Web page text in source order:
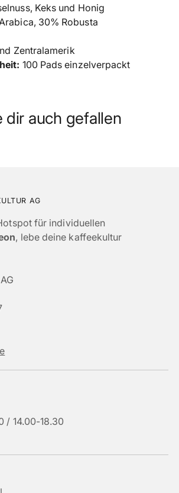
Keks und Honig
30% Robusta
Zentralamerik
100 Pads einzelverpackt
dir auch gefallen
AG
für individuellen
, lebe deine kaffeekultur
/ 14.00-18.30